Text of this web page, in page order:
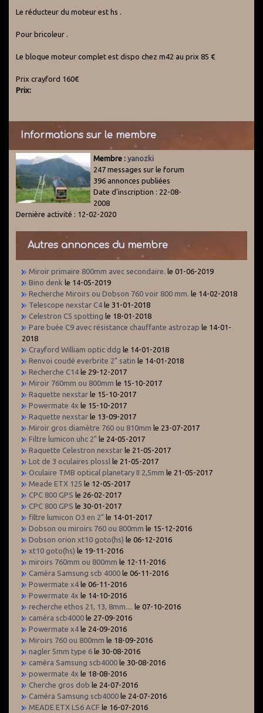
Le réducteur du moteur est hs .
Pour bricoleur .
Le bloque moteur complet est dispo chez m42 au prix 85 €
Prix crayford 160€
Prix:
Informations sur le membre
Membre : yanozki
247 messages sur le forum
396 annonces publiées
Date d'inscription : 22-08-
2008
Dernière activité : 12-02-2020
Autres annonces du membre
Miroir primaire 800mm avec secondaire. le 01-06-2019
Bino denk le 14-05-2019
Recherche Miroirs ou Dobson 760 voir 800 mm. le 14-02-2018
Telescope nexstar C4 le 31-01-2018
Celestron C5 spotting le 18-01-2018
Pare buée C9 avec résistance chauffante astrozap le 14-01-
2018
Crayford William optic ddg le 14-01-2018
Renvoi coudé everbrite 2" satin le 14-01-2018
Recherche C14 le 29-12-2017
Miroir 760mm ou 800mm le 15-10-2017
Raquette nexstar le 15-10-2017
Powermate 4x le 15-10-2017
Raquette nexstar le 13-09-2017
Miroir gros diamètre 760 ou 810mm le 23-07-2017
Filtre lumicon uhc 2" le 24-05-2017
Raquette Celestron nexstar le 21-05-2017
Lot de 3 oculaires plossl le 21-05-2017
Oculaire TMB optical planetary II 2,5mm le 21-05-2017
Meade ETX 125 le 12-05-2017
CPC 800 GPS le 26-02-2017
CPC 800 GPS le 30-01-2017
filtre lumicon O3 en 2" le 14-01-2017
Dobson ou miroirs 760 ou 800mm le 15-12-2016
Dobson orion xt10 goto(hs) le 06-12-2016
xt10 goto(hs) le 19-11-2016
miroirs 760mm ou 800mm le 12-11-2016
Caméra Samsung scb 4000 le 06-11-2016
Powermate x4 le 06-11-2016
Powermate 4x le 14-10-2016
recherche ethos 21, 13, 8mm....
le 07-10-2016
caméra scb4000 le 27-09-2016
Powermate x4 le 24-09-2016
Miroirs 760 ou 800mm le 18-09-2016
nagler 5mm type 6 le 30-08-2016
caméra Samsung scb4000 le 30-08-2016
powermate 4x le 18-08-2016
Cherche gros dob le 24-07-2016
Caméra Samsung scb4000 le 24-07-2016
MEADE ETX LS6 ACF le 16-07-2016